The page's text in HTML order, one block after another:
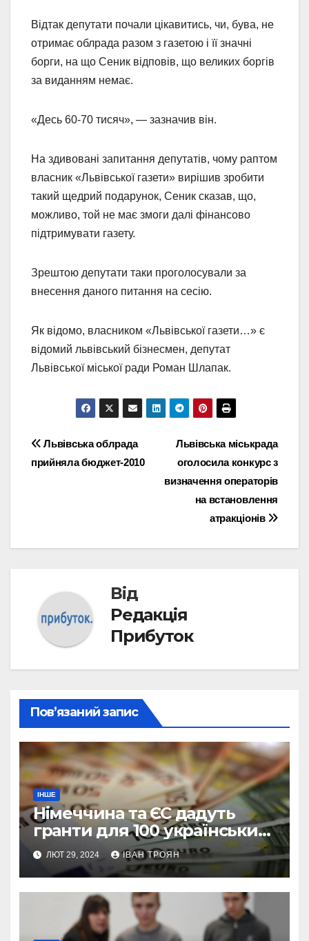
Відтак депутати почали цікавитись, чи, бува, не
отримає облрада разом з газетою і її значні
борги, на що Сеник відповів, що великих боргів
за виданням немає.
«Десь 60-70 тисяч», — зазначив він.
На здивовані запитання депутатів, чому раптом
власник «Львівської газети» вирішив зробити
такий щедрий подарунок, Сеник сказав, що,
можливо, той не має змоги далі фінансово
підтримувати газету.
Зрештою депутати таки проголосували за
внесення даного питання на сесію.
Як відомо, власником «Львівської газети…» є
відомий львівський бізнесмен, депутат
Львівської міської ради Роман Шлапак.
Навігація
записів
Львівська міськрада
оголосила конкурс з
визначення операторів
на встановлення
атракціонів
Львівська облрада
прийняла бюджет-2010
Від
Редакція
Прибуток
Пов’язаний запис
ІНШЕ
Німеччина та ЄС дадуть
гранти для 100 українських
підприємств
ЛЮТ 29, 2024 ІВАН ТРОЯН